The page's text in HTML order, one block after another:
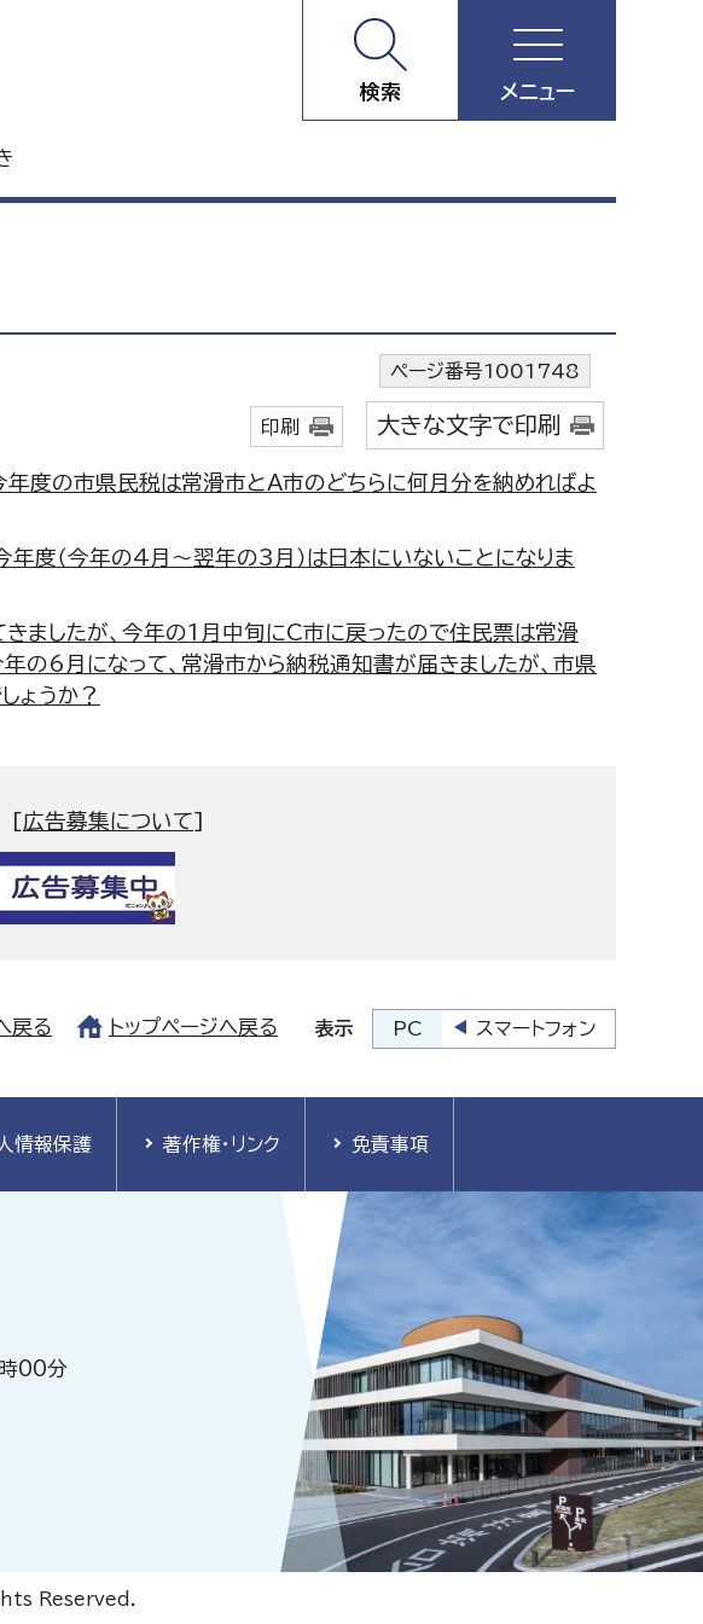
検索 メニュー
ページ番号1001748
印刷 大きな文字で印刷
度の市県民税は常滑市とA市のどちらに何月分を納めればよ
度（今年の4月～翌年の3月）は日本にいないことになりま
ましたが、今年の1月中旬にC市に戻ったので住民票は常滑
の6月になって、常滑市から納税通知書が届きましたが、市県
ょうか？
[広告募集について]
戻る トップページへ戻る 表示 PC スマートフォン
情報保護 著作権・リンク 免責事項
00分
Reserved.